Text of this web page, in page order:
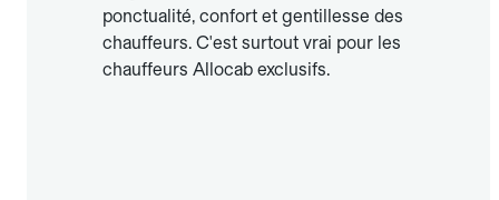
ponctualité, confort et gentillesse des
chauffeurs. C'est surtout vrai pour les
chauffeurs Allocab exclusifs.